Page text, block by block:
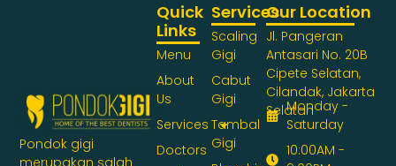
Pondok gigi
merupakan salah
Services
Scaling
Gigi
Cabut
Gigi
Tambal
Gigi
Quick
Links
Menu
About
Us
Services
Doctors
Our Location
Jl. Pangeran
Antasari No. 20B
Cipete Selatan,
Cilandak, Jakarta
Selatan
Monday -
Saturday
10:00AM -